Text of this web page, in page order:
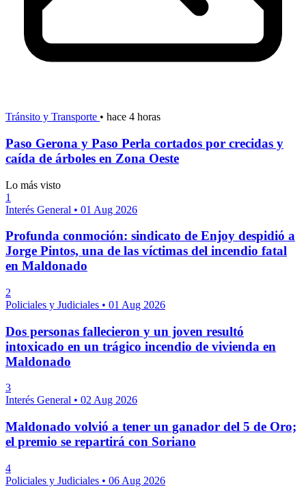
Tránsito y Transporte • hace 4 horas
Paso Gerona y Paso Perla cortados por crecidas y
caída de árboles en Zona Oeste
Lo más visto
1
Interés General • 01 Aug 2026
Profunda conmoción: sindicato de Enjoy despidió a
Jorge Pintos, una de las víctimas del incendio fatal
en Maldonado
2
Policiales y Judiciales • 01 Aug 2026
Dos personas fallecieron y un joven resultó
intoxicado en un trágico incendio de vivienda en
Maldonado
3
Interés General • 02 Aug 2026
Maldonado volvió a tener un ganador del 5 de Oro;
el premio se repartirá con Soriano
4
Policiales y Judiciales • 06 Aug 2026